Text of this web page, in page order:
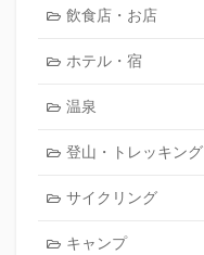
飲食店・お店
ホテル・宿
温泉
登山・トレッキング
サイクリング
キャンプ